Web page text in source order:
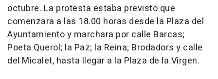
octubre. La protesta estaba previsto que
comenzara a las 18.00 horas desde la Plaza del
Ayuntamiento y marchara por calle Barcas;
Poeta Querol; la Paz; la Reina; Brodadors y calle
del Micalet, hasta llegar a la Plaza de la Virgen.